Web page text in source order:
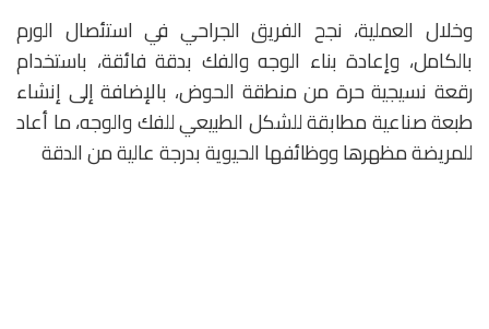
وخلال العملية، نجح الفريق الجراحي في استئصال الورم
بالكامل، وإعادة بناء الوجه والفك بدقة فائقة، باستخدام
رقعة نسيجية حرة من منطقة الحوض، بالإضافة إلى إنشاء
طبعة صناعية مطابقة للشكل الطبيعي للفك والوجه، ما أعاد
للمريضة مظهرها ووظائفها الحيوية بدرجة عالية من الدقة